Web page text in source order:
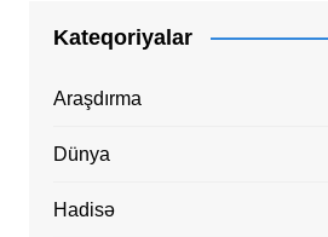
Kateqoriyalar
Araşdırma
Dünya
Hadisə